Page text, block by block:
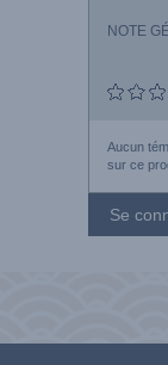
NOTE
Aucun
sur ce
Se